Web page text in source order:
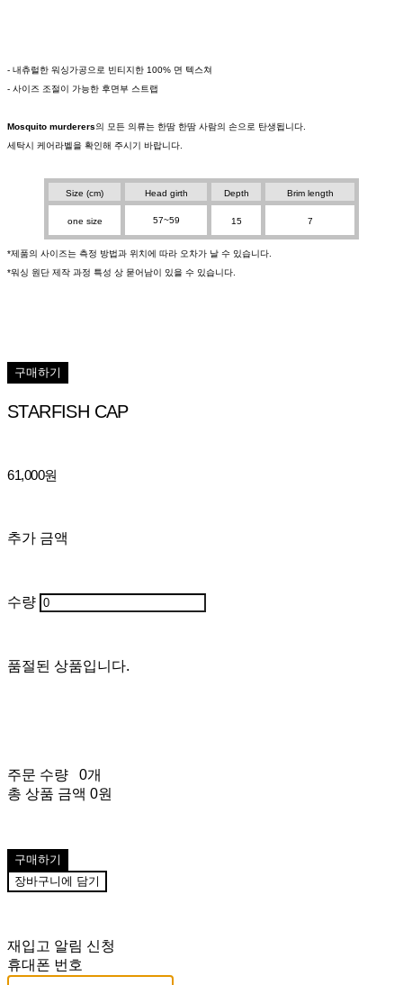
- 내츄럴한 워싱가공으로 빈티지한 100% 면 텍스쳐
- 사이즈 조절이 가능한 후면부 스트랩
Mosquito murderers의 모든 의류는 한땀 한땀 사람의 손으로 탄생됩니다.
세탁시 케어라벨을 확인해 주시기 바랍니다.
Size (cm) Head girth Depth Brim length
one size 57~59 15 7
*제품의 사이즈는 측정 방법과 위치에 따라 오차가 날 수 있습니다.
*워싱 원단 제작 과정 특성 상 묻어남이 있을 수 있습니다.
구매하기
STARFISH CAP
61,000원
추가 금액
수량
품절된 상품입니다.
주문 수량
0개
총 상품 금액 0원
구매하기
장바구니에 담기
재입고 알림 신청
휴대폰 번호